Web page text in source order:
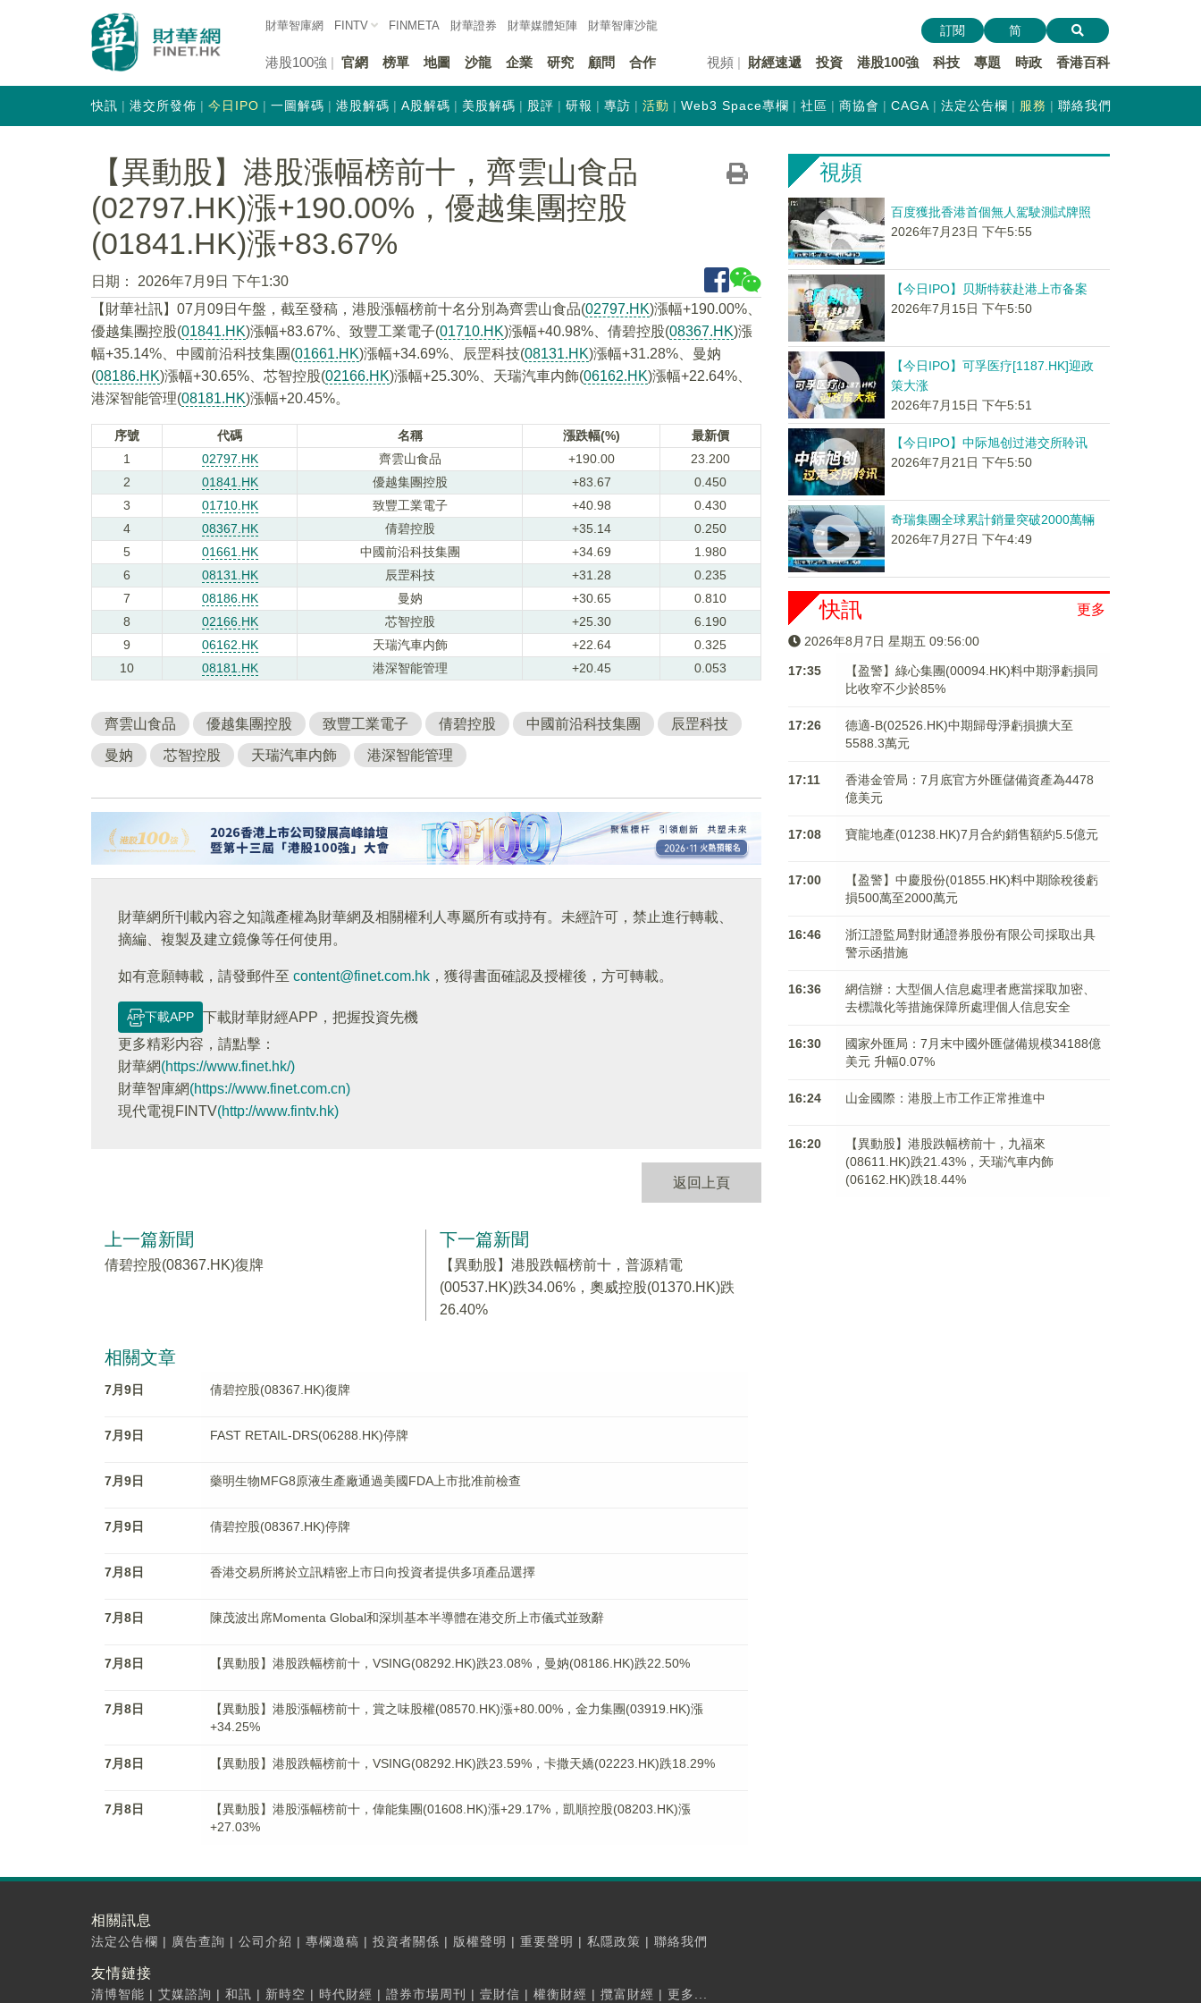
財華智庫網 FINTV FINMETA 財華證券 財華媒體矩陣 財華智庫沙龍
港股100強 官網 榜單 地圖 沙龍 企業 研究 顧問 合作 視頻 財經速遞 投資 港股100強 科技 專題 時政 香港百科
訂閱 简
快訊 港交所發佈 今日IPO 一圖解碼 港股解碼 A股解碼 美股解碼 股評 研報 專訪 活動 Web3 Space專欄 社區 商協會 CAGA 法定公告欄 服務 聯絡我們
【異動股】港股漲幅榜前十，齊雲山食品
(02797.HK)漲+190.00%，優越集團控股
(01841.HK)漲+83.67%
日期：
2026年7月9日 下午1:30
【財華社訊】07月09日午盤，截至發稿，港股漲幅榜前十名分別為齊雲山食品(02797.HK)漲幅+190.00%、
優越集團控股(01841.HK)漲幅+83.67%、致豐工業電子(01710.HK)漲幅+40.98%、倩碧控股(08367.HK)漲
幅+35.14%、中國前沿科技集團(01661.HK)漲幅+34.69%、辰罡科技(08131.HK)漲幅+31.28%、曼妠
(08186.HK)漲幅+30.65%、芯智控股(02166.HK)漲幅+25.30%、天瑞汽車内飾(06162.HK)漲幅+22.64%、
港深智能管理(08181.HK)漲幅+20.45%。
序號 代碼 名稱 漲跌幅(%)
最新價
1
02797.HK 齊雲山食品 +190.00
23.200
2
01841.HK 優越集團控股 +83.67
0.450
3
01710.HK 致豐工業電子 +40.98
0.430
4
08367.HK 倩碧控股 +35.14
0.250
5
01661.HK 中國前沿科技集團 +34.69
1.980
6
08131.HK 辰罡科技 +31.28
0.235
7
08186.HK 曼妠 +30.65
0.810
8
02166.HK 芯智控股 +25.30
6.190
9
06162.HK 天瑞汽車内飾 +22.64
0.325
10
08181.HK 港深智能管理 +20.45 0.053
齊雲山食品 優越集團控股 致豐工業電子 倩碧控股 中國前沿科技集團 辰罡科技
曼妠 芯智控股 天瑞汽車内飾 港深智能管理
財華網所刊載內容之知識產權為財華網及相關權利人專屬所有或持有。未經許可，禁止進行轉載、
摘編、複製及建立鏡像等任何使用。
如有意願轉載，請發郵件至 content@finet.com.hk ，獲得書面確認及授權後，方可轉載。
下載APP
下載財華財經APP，把握投資先機
更多精彩内容，請點擊：
財華網(https://www.finet.hk/)
財華智庫網(https://www.finet.com.cn)
現代電視FINTV(http://www.fintv.hk)
返回上頁
上一篇新聞
倩碧控股(08367.HK)復牌
下一篇新聞
【異動股】港股跌幅榜前十，普源精電
(00537.HK)跌34.06%，奧威控股(01370.HK)跌
26.40%
相關文章
7月9日 倩碧控股(08367.HK)復牌
7月9日 FAST RETAIL-DRS(06288.HK)停牌
7月9日 藥明生物MFG8原液生產廠通過美國FDA上市批准前檢查
7月9日 倩碧控股(08367.HK)停牌
7月8日 香港交易所將於立訊精密上市日向投資者提供多項產品選擇
7月8日 陳茂波出席Momenta Global和深圳基本半導體在港交所上市儀式並致辭
7月8日 【異動股】港股跌幅榜前十，VSING(08292.HK)跌23.08%，曼妠(08186.HK)跌22.50%
7月8日
【異動股】港股漲幅榜前十，賞之味股權(08570.HK)漲+80.00%，金力集團(03919.HK)漲
+34.25%
7月8日 【異動股】港股跌幅榜前十，VSING(08292.HK)跌23.59%，卡撒天嬌(02223.HK)跌18.29%
7月8日
【異動股】港股漲幅榜前十，偉能集團(01608.HK)漲+29.17%，凱順控股(08203.HK)漲
+27.03%
視頻
百度獲批香港首個無人駕駛測試牌照
2026年7月23日 下午5:55
【今日IPO】贝斯特获赴港上市备案
2026年7月15日 下午5:50
【今日IPO】可孚医疗[1187.HK]迎政
策大涨
2026年7月15日 下午5:51
【今日IPO】中际旭创过港交所聆讯
2026年7月21日 下午5:50
奇瑞集團全球累計銷量突破2000萬輛
2026年7月27日 下午4:49
更多
快訊
2026年8月7日 星期五 09:56:01
17:35
【盈警】綠心集團(00094.HK)料中期淨虧損同
比收窄不少於85%
17:26
德適-B(02526.HK)中期歸母淨虧損擴大至
5588.3萬元
17:11
香港金管局：7月底官方外匯儲備資產為4478
億美元
17:08 寶龍地產(01238.HK)7月合約銷售額約5.5億元
17:00
【盈警】中慶股份(01855.HK)料中期除稅後虧
損500萬至2000萬元
16:46
浙江證監局對財通證券股份有限公司採取出具
警示函措施
16:36
網信辦：大型個人信息處理者應當採取加密、
去標識化等措施保障所處理個人信息安全
16:30
國家外匯局：7月末中國外匯儲備規模34188億
美元 升幅0.07%
16:24 山金國際：港股上市工作正常推進中
16:20
【異動股】港股跌幅榜前十，九福來
(08611.HK)跌21.43%，天瑞汽車内飾
(06162.HK)跌18.44%
相關訊息
法定公告欄 | 廣告查詢 | 公司介紹 | 專欄邀稿 | 投資者關係 | 版權聲明 | 重要聲明 | 私隱政策 | 聯絡我們
友情鏈接
清博智能 | 艾媒諮詢 | 和訊 | 新時空 | 時代財經 | 證券市場周刊 | 壹財信 | 權衡財經 | 攬富財經 | 更多...